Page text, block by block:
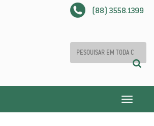
(88) 3558.1399
Toggle